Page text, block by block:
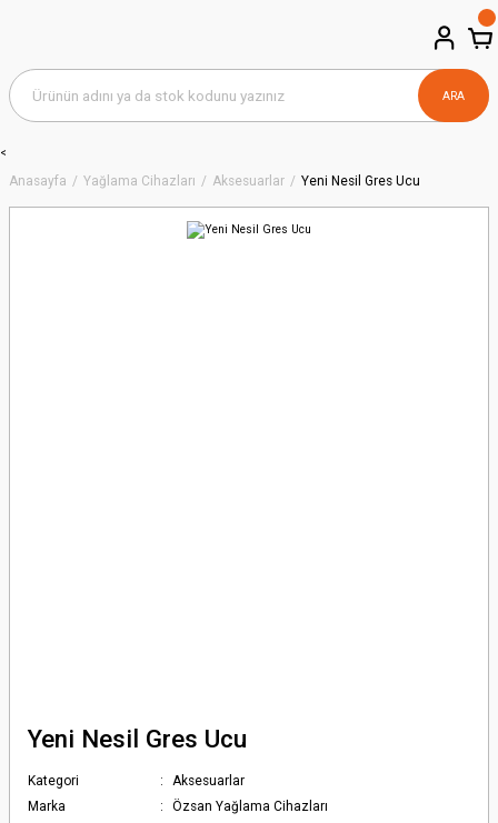
ARA
<
Anasayfa Yağlama Cihazları Aksesuarlar Yeni Nesil Gres Ucu
Yeni Nesil Gres Ucu
Kategori
Aksesuarlar
Marka
Özsan Yağlama Cihazları